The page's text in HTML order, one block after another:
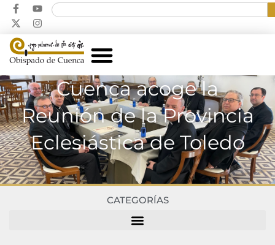
Cuenca acoge la
Reunión de la Provincia
Eclesiástica de Toledo
CATEGORÍAS